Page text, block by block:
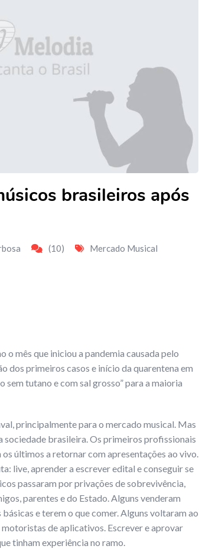
brasileiros após
(10) Mercado Musical
mês que iniciou a pandemia causada pelo
dos primeiros casos e início da quarentena em
sem tutano e com sal grosso” para a maioria
principalmente para o mercado musical. Mas
sociedade brasileira. Os primeiros profissionais
últimos a retornar com apresentações ao vivo.
live, aprender a escrever edital e conseguir se
passaram por privações de sobrevivência,
parentes e do Estado. Alguns venderam
e terem o que comer. Alguns voltaram ao
de aplicativos. Escrever e aprovar
tinham experiência no ramo.